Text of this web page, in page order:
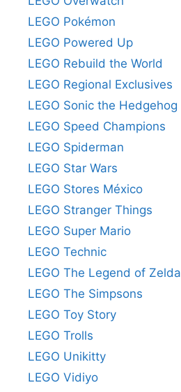
LEGO Pokémon
LEGO Powered Up
LEGO Rebuild the World
LEGO Regional Exclusives
LEGO Sonic the Hedgehog
LEGO Speed Champions
LEGO Spiderman
LEGO Star Wars
LEGO Stores México
LEGO Stranger Things
LEGO Super Mario
LEGO Technic
LEGO The Legend of Zelda
LEGO The Simpsons
LEGO Toy Story
LEGO Trolls
LEGO Unikitty
LEGO Vidiyo